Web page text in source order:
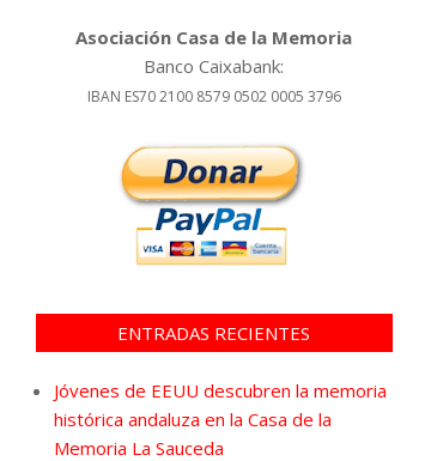
Asociación Casa de la Memoria
Banco Caixabank:
IBAN ES70 2100 8579 0502 0005 3796
ENTRADAS RECIENTES
Jóvenes de EEUU descubren la memoria
histórica andaluza en la Casa de la
Memoria La Sauceda